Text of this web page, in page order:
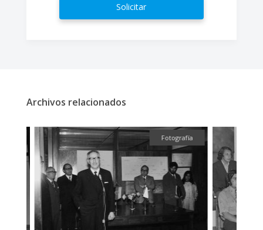
Solicitar
Archivos relacionados
Fotografía